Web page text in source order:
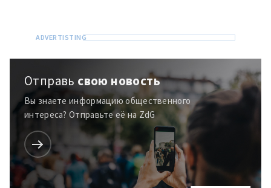
Отправь свою новость
Вы знаете информацию общественного
интереса? Отправьте её на ZdG